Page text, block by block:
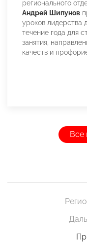
регионального
Андрей Шипунов
уроков лидерства
течение года для
занятия,
качеств и
Все